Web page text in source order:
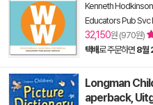
Kenneth Hodkinson
Educators Pub Svc
32,150원 (970원)
택배로 주문하면 8월
Longman
aperback,